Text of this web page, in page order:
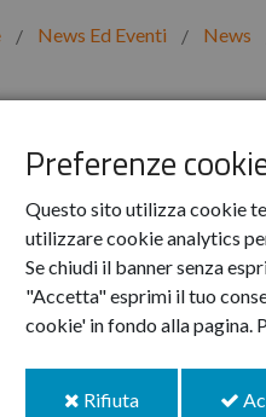
Preferenze
Questo sito utilizza cookie
utilizzare cookie analytics
Se chiudi il banner senza
"Accetta" esprimi il tuo
cookie' in fondo alla pagina.
Rifiutai
News Ed Eventi News